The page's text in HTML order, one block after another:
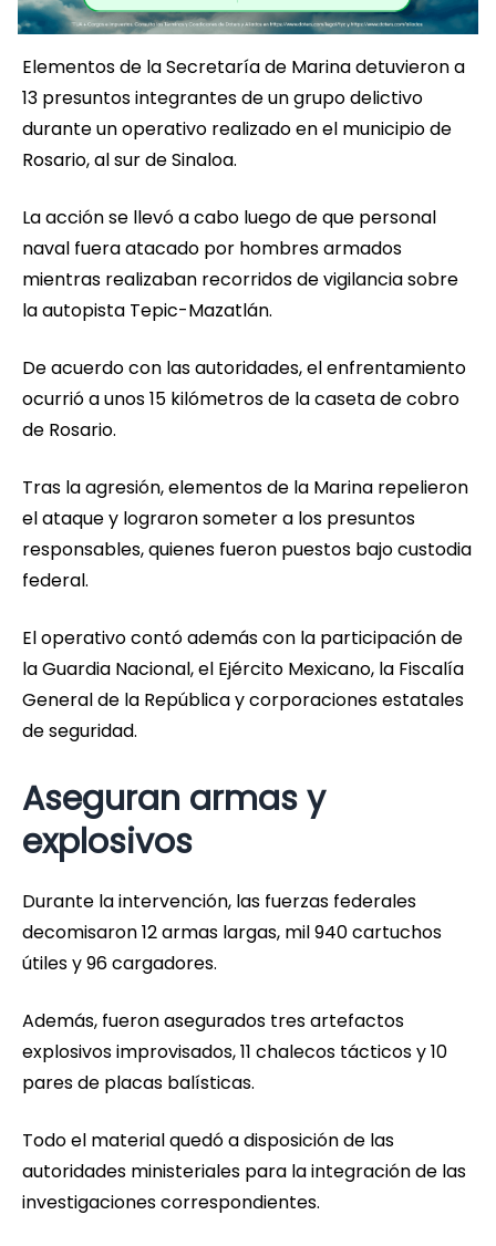
Elementos de la Secretaría de Marina detuvieron a
13 presuntos integrantes de un grupo delictivo
durante un operativo realizado en el municipio de
Rosario, al sur de Sinaloa.
La acción se llevó a cabo luego de que personal
naval fuera atacado por hombres armados
mientras realizaban recorridos de vigilancia sobre
la autopista Tepic-Mazatlán.
De acuerdo con las autoridades, el enfrentamiento
ocurrió a unos 15 kilómetros de la caseta de cobro
de Rosario.
Tras la agresión, elementos de la Marina repelieron
el ataque y lograron someter a los presuntos
responsables, quienes fueron puestos bajo custodia
federal.
El operativo contó además con la participación de
la Guardia Nacional, el Ejército Mexicano, la Fiscalía
General de la República y corporaciones estatales
de seguridad.
Aseguran armas y
explosivos
Durante la intervención, las fuerzas federales
decomisaron 12 armas largas, mil 940 cartuchos
útiles y 96 cargadores.
Además, fueron asegurados tres artefactos
explosivos improvisados, 11 chalecos tácticos y 10
pares de placas balísticas.
Todo el material quedó a disposición de las
autoridades ministeriales para la integración de las
investigaciones correspondientes.